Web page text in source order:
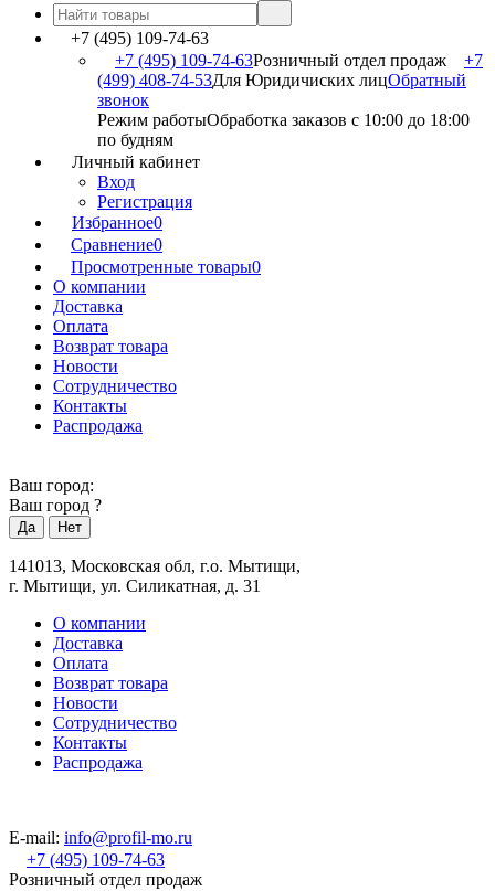
+7 (495) 109-74-63
+7 (495) 109-74-63Розничный отдел продаж
+7
(499) 408-74-53Для Юридичиских лицОбратный
звонок
Режим работыОбработка заказов с 10:00 до 18:00
по будням
Личный кабинет
Вход
Регистрация
Избранное0
Сравнение0
Просмотренные товары0
О компании
Доставка
Оплата
Возврат товара
Новости
Сотрудничество
Контакты
Распродажа
Ваш город:
Ваш город ?
141013, Московская обл, г.о. Мытищи,
г. Мытищи, ул. Силикатная, д. 31
О компании
Доставка
Оплата
Возврат товара
Новости
Сотрудничество
Контакты
Распродажа
E-mail: info@profil-mo.ru
+7 (495) 109-74-63
Розничный отдел продаж